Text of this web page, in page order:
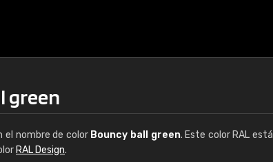
green
el nombre de color Bouncy ball green. Este color RAL está
RAL Design.